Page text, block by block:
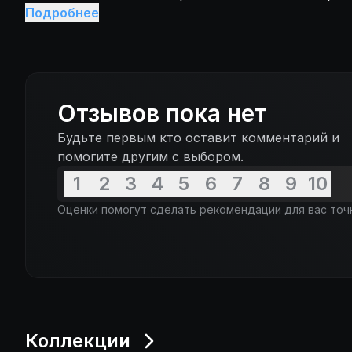
который вместо него распят, и разобраться,
Подробнее
Отзывов пока нет
Будьте первым кто оставит комментарий и
помогите другим с выбором.
1 2 3 4 5 6 7 8 9 10
Оценки помогут сделать рекомендации для вас
Коллекции